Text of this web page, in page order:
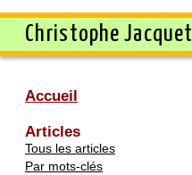
Christophe Jacquet
Accueil
Articles
Tous les articles
Par mots-clés